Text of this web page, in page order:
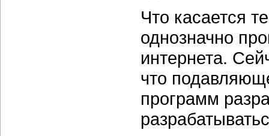
Что касается
однозначно
интернета.
что
программ